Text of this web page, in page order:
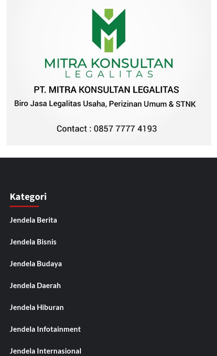
Kategori
Jendela Berita
Jendela Bisnis
Jendela Budaya
Jendela Daerah
Jendela Hiburan
Jendela Infotainment
Jendela Internasional